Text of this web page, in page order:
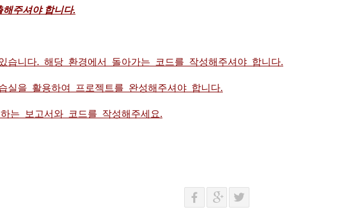
주셔야 합니다.
니다. 해당 환경에서 돌아가는 코드를 작성해주셔야 합니다.
을 활용하여 프로젝트를 완성해주셔야 합니다.
는 보고서와 코드를 작성해주세요.